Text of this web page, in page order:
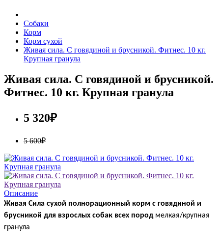
Собаки
Корм
Корм сухой
Живая сила. С говядиной и брусникой. Фитнес. 10 кг.
Крупная гранула
Живая сила. С говядиной и брусникой.
Фитнес. 10 кг. Крупная гранула
5 320₽
5 600₽
Описание
Живая Сила сухой полнорационный корм с говядиной и
брусникой для взрослых собак всех пород мелкая/крупная
гранула